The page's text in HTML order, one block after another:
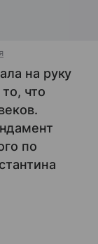
на руку
что
по